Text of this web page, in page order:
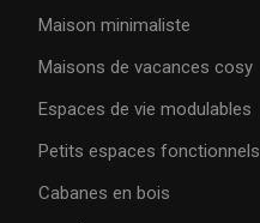
Maison minimaliste
Maisons de vacances cosy
Espaces de vie modulables
Petits espaces fonctionnels
Cabanes en bois